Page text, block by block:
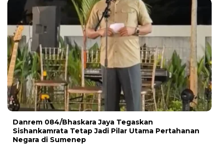
Danrem 084/Bhaskara Jaya Tegaskan
Sishankamrata Tetap Jadi Pilar Utama Pertahanan
Negara di Sumenep